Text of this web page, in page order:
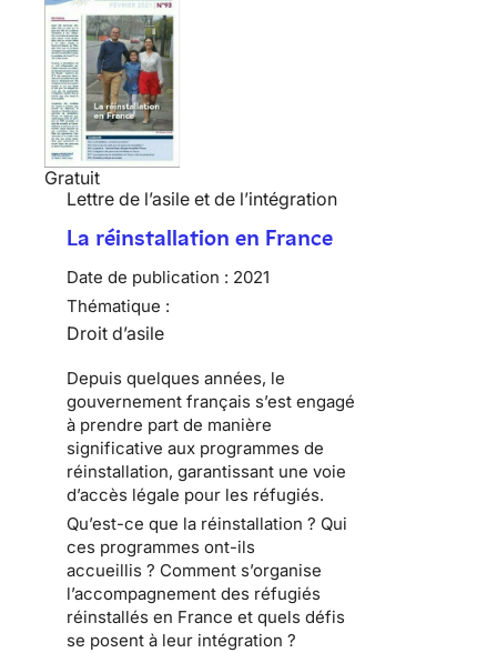
Gratuit
Lettre de l’asile et de l’intégration
La réinstallation en France
Date de publication : 2021
Thématique :
Droit d’asile
Depuis quelques années, le
gouvernement français s’est engagé
à prendre part de manière
significative aux programmes de
réinstallation, garantissant une voie
d’accès légale pour les réfugiés.
Qu’est-ce que la réinstallation ? Qui
ces programmes ont-ils
accueillis ? Comment s’organise
l’accompagnement des réfugiés
réinstallés en France et quels défis
se posent à leur intégration ?